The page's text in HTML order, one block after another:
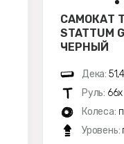
САМОКАТ
STATTUM
ЧЕРНЫЙ
Дека:
Руль:
Колеса:
Уровень: